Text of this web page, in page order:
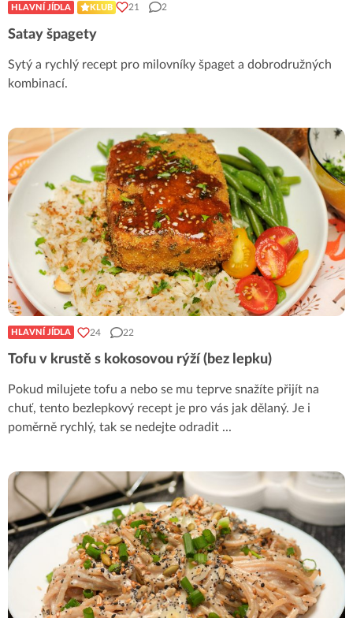
HLAVNÍ JÍDLA KLUB 21 2
Satay špagety
Sytý a rychlý recept pro milovníky špaget a dobrodružných
kombinací.
HLAVNÍ JÍDLA 24 22
Tofu v krustě s kokosovou rýží (bez lepku)
Pokud milujete tofu a nebo se mu teprve snažíte přijít na
chuť, tento bezlepkový recept je pro vás jak dělaný. Je i
poměrně rychlý, tak se nedejte odradit ...